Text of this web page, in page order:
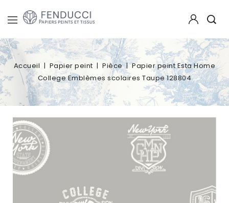
Accueil Papier peint Pièce
Papier peint Esta Home
College Emblèmes scolaires Taupe 128804